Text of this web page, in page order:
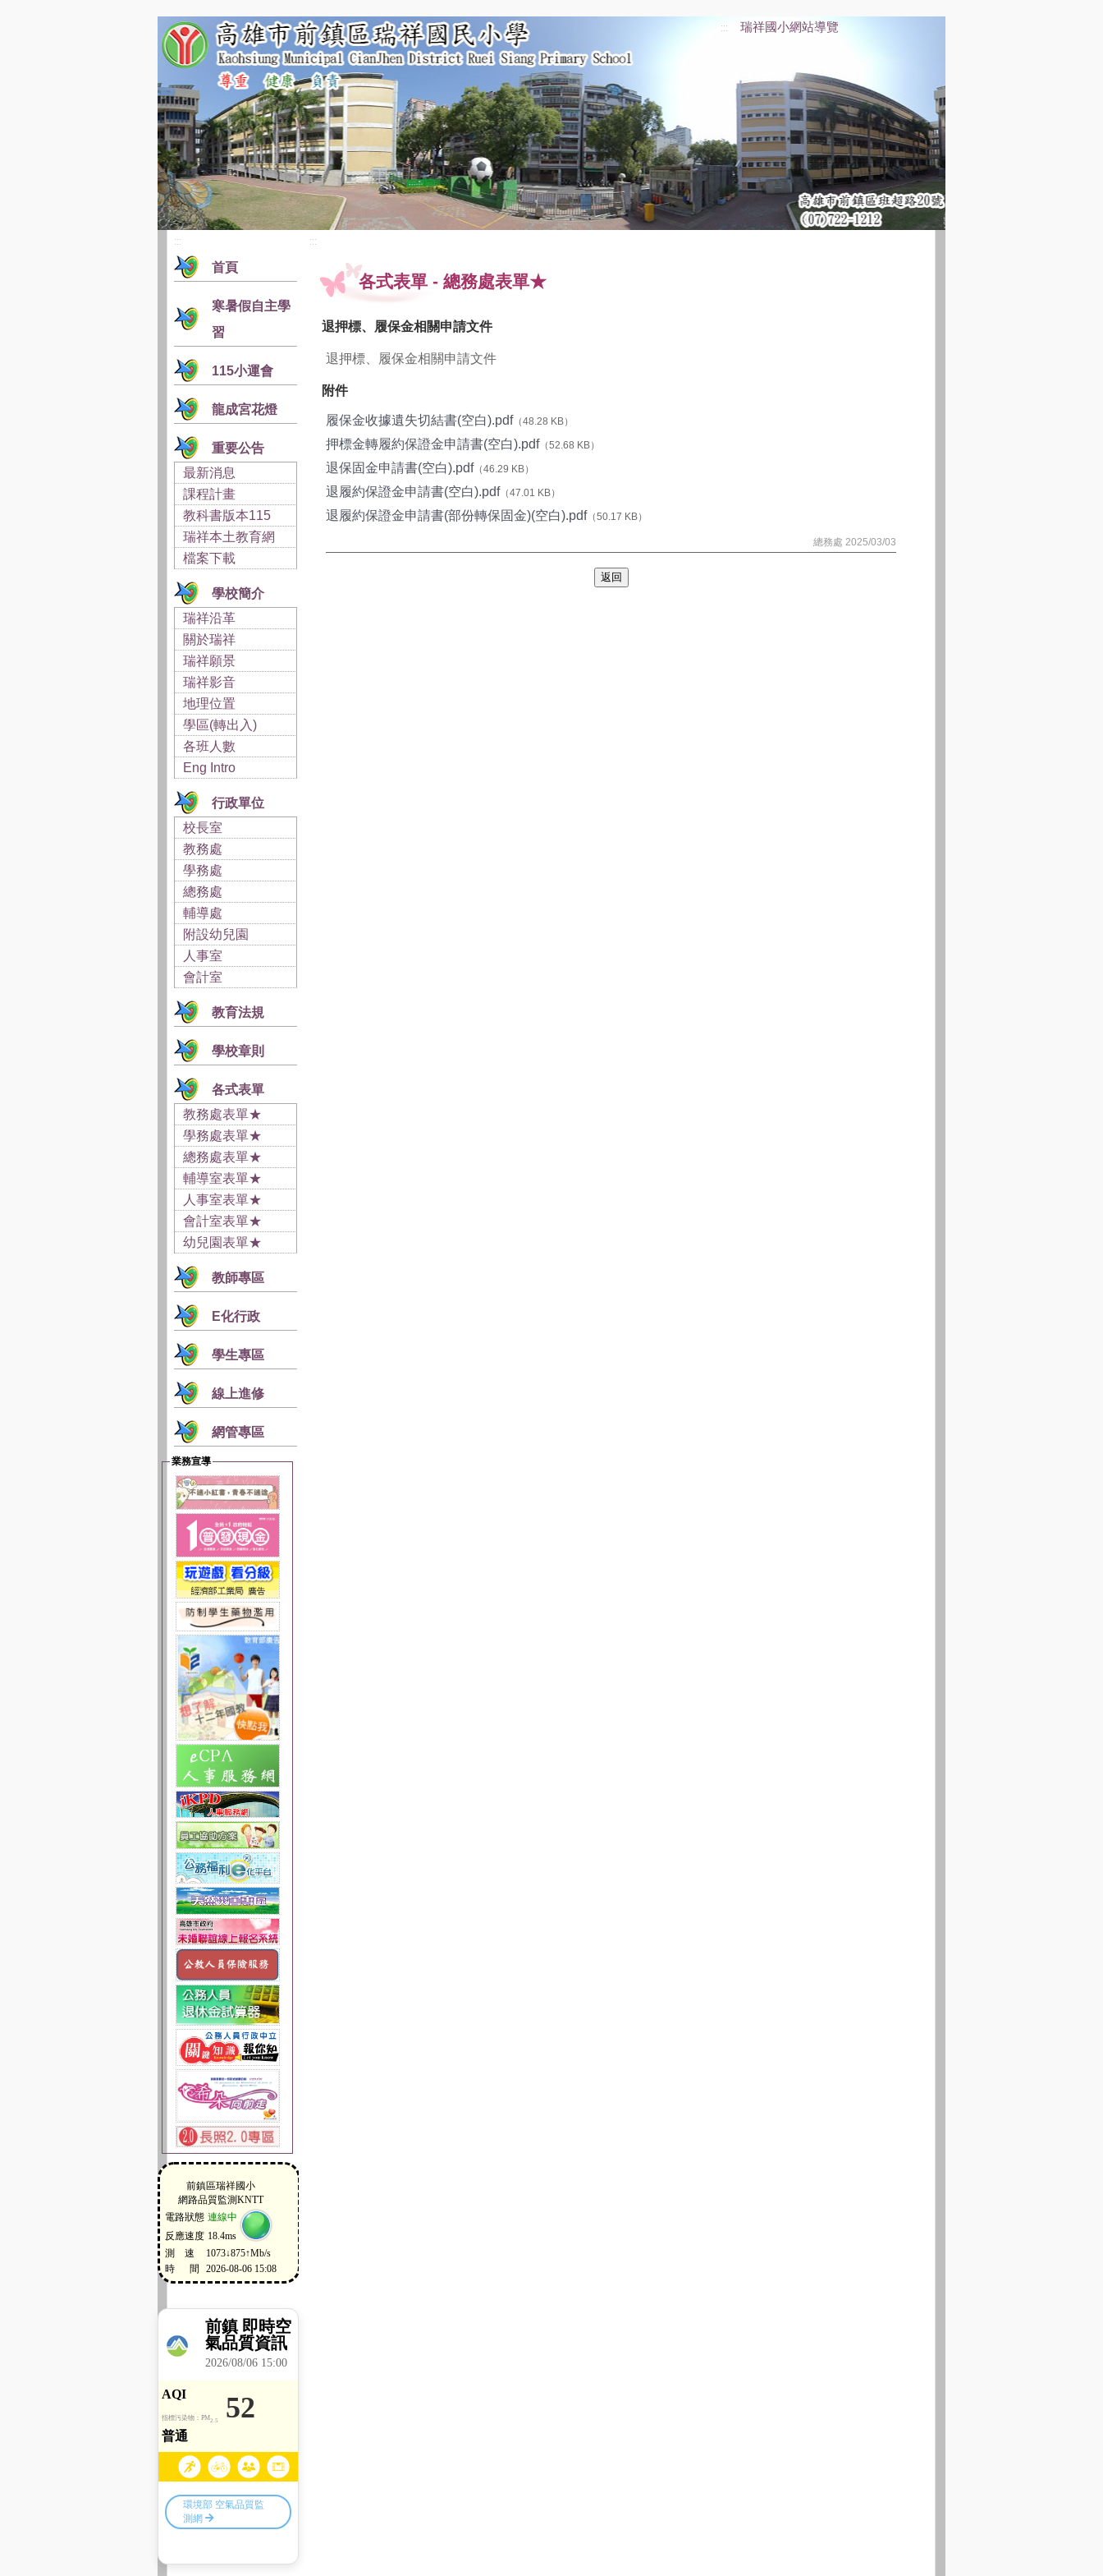
::: 瑞祥國小網站導覽
:::
首頁
寒暑假自主學
習
115小運會
龍成宮花燈
重要公告
最新消息
課程計畫
教科書版本115
瑞祥本土教育網
檔案下載
學校簡介
瑞祥沿革
關於瑞祥
瑞祥願景
瑞祥影音
地理位置
學區(轉出入)
各班人數
Eng Intro
行政單位
校長室
教務處
學務處
總務處
輔導處
附設幼兒園
人事室
會計室
教育法規
學校章則
各式表單
教務處表單★
學務處表單★
總務處表單★
輔導室表單★
人事室表單★
會計室表單★
幼兒園表單★
教師專區
E化行政
學生專區
線上進修
網管專區
業務宣導
:::
各式表單 - 總務處表單★
退押標、履保金相關申請文件
退押標、履保金相關申請文件
附件
履保金收據遺失切結書(空白).pdf（48.28 KB）
押標金轉履約保證金申請書(空白).pdf（52.68 KB）
退保固金申請書(空白).pdf（46.29 KB）
退履約保證金申請書(空白).pdf（47.01 KB）
退履約保證金申請書(部份轉保固金)(空白).pdf（50.17 KB）
總務處 2025/03/03
返回